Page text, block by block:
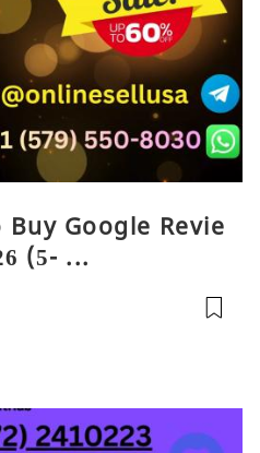
Buy Google Revie
(5- ...